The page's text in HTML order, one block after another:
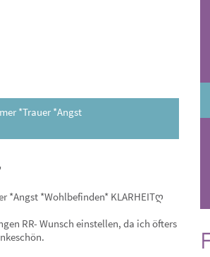
*Trauer *Angst
*Angst *Wohlbefinden* KLARHEITღ
RR- Wunsch einstellen, da ich öfters